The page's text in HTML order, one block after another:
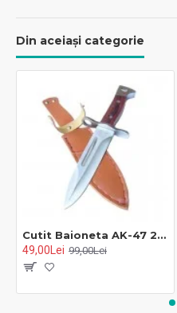
Din aceiași categorie
Cutit Baioneta AK-47 27 cm SHP-069
49,00Lei 99,00Lei